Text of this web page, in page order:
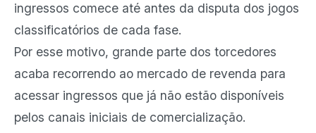
ingressos comece até antes da disputa dos jogos
classificatórios de cada fase.
Por esse motivo, grande parte dos torcedores
acaba recorrendo ao mercado de revenda para
acessar ingressos que já não estão disponíveis
pelos canais iniciais de comercialização.